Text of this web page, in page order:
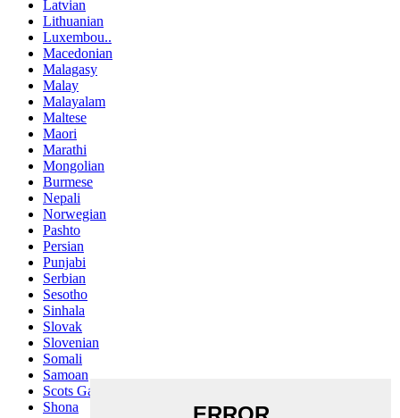
Latvian
Lithuanian
Luxembou..
Macedonian
Malagasy
Malay
Malayalam
Maltese
Maori
Marathi
Mongolian
Burmese
Nepali
Norwegian
Pashto
Persian
Punjabi
Serbian
Sesotho
Sinhala
Slovak
Slovenian
Somali
Samoan
Scots Gaelic
Shona